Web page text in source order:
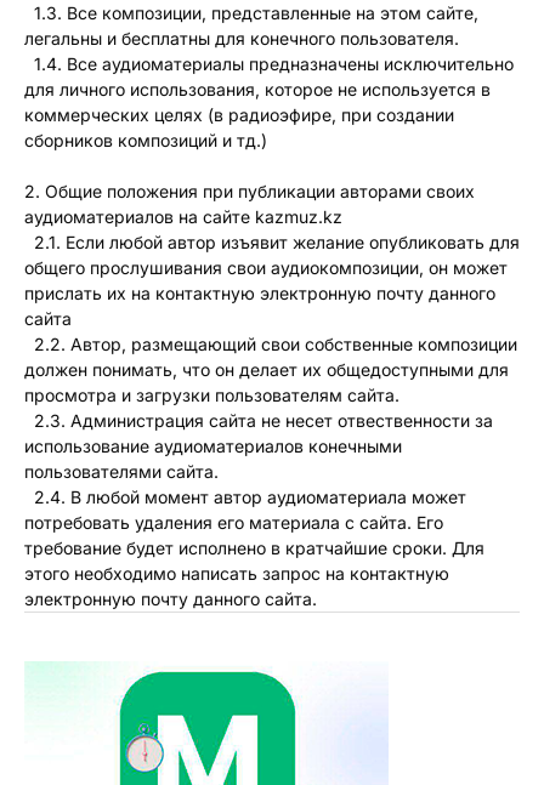
1.3. Все композиции, представленные на этом сайте,
легальны и бесплатны для конечного пользователя.
1.4. Все аудиоматериалы предназначены исключительно
для личного использования, которое не используется в
коммерческих целях (в радиоэфире, при создании
сборников композиций и тд.)
2. Общие положения при публикации авторами своих
аудиоматериалов на сайте kazmuz.kz
2.1. Если любой автор изъявит желание опубликовать для
общего прослушивания свои аудиокомпозиции, он может
прислать их на контактную электронную почту данного
сайта
2.2. Автор, размещающий свои собственные композиции
должен понимать, что он делает их общедоступными для
просмотра и загрузки пользователям сайта.
2.3. Администрация сайта не несет отвественности за
использование аудиоматериалов конечными
пользователями сайта.
2.4. В любой момент автор аудиоматериала может
потребовать удаления его материала с сайта. Его
требование будет исполнено в кратчайшие сроки. Для
этого необходимо написать запрос на контактную
электронную почту данного сайта.